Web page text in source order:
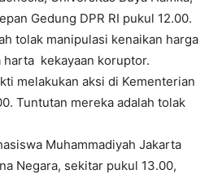
Gedung DPR RI pukul 12.00.
tolak manipulasi kenaikan harga
harta kekayaan koruptor.
melakukan aksi di Kementerian
Tuntutan mereka adalah tolak
Muhammadiyah Jakarta
Negara, sekitar pukul 13.00,